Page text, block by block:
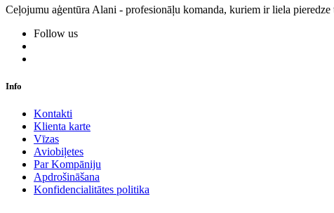
Ceļojumu aģentūra Alani - profesionāļu komanda, kuriem ir liela
Follow us
Info
Kontakti
Klienta karte
Vīzas
Aviobiļetes
Par Kompāniju
Apdrošināšana
Konfidencialitātes politika